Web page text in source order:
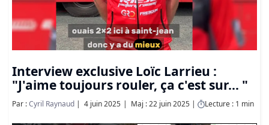
Interview exclusive Loïc Larrieu :
"J'aime toujours rouler, ça c'est sur... "
Par :Cyril Raynaud 4 juin 2025 Maj : 22 juin 2025 Lecture : 1 min